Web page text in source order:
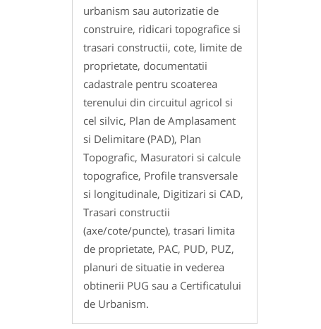
urbanism sau autorizatie de
construire, ridicari topografice si
trasari constructii, cote, limite de
proprietate, documentatii
cadastrale pentru scoaterea
terenului din circuitul agricol si
cel silvic, Plan de Amplasament
si Delimitare (PAD), Plan
Topografic, Masuratori si calcule
topografice, Profile transversale
si longitudinale, Digitizari si CAD,
Trasari constructii
(axe/cote/puncte), trasari limita
de proprietate, PAC, PUD, PUZ,
planuri de situatie in vederea
obtinerii PUG sau a Certificatului
de Urbanism.